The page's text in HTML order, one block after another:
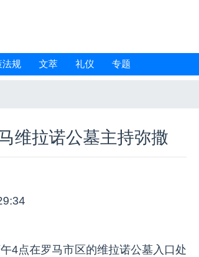
法规 文萃 礼仪 专题
维拉诺公墓主持弥撒
4点在罗马市区的维拉诺公墓入口处